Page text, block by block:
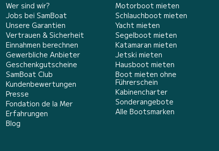
Wer sind wir?
Jobs bei SamBoat
Unsere Garantien
Vertrauen & Sicherheit
Einnahmen berechnen
Gewerbliche Anbieter
Geschenkgutscheine
SamBoat Club
Kundenbewertungen
Presse
Fondation de la Mer
Erfahrungen
Blog
Motorboot mieten
Schlauchboot mieten
Yacht mieten
Segelboot mieten
Katamaran mieten
Jetski mieten
Hausboot mieten
Boot mieten ohne
Führerschein
Kabinencharter
Sonderangebote
Alle Bootsmarken